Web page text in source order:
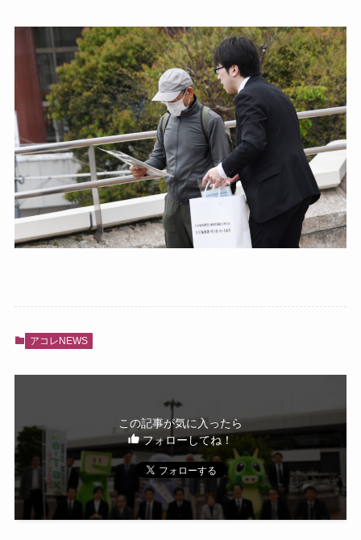
アコレNEWS
この記事が気に入ったら
フォローしてね！